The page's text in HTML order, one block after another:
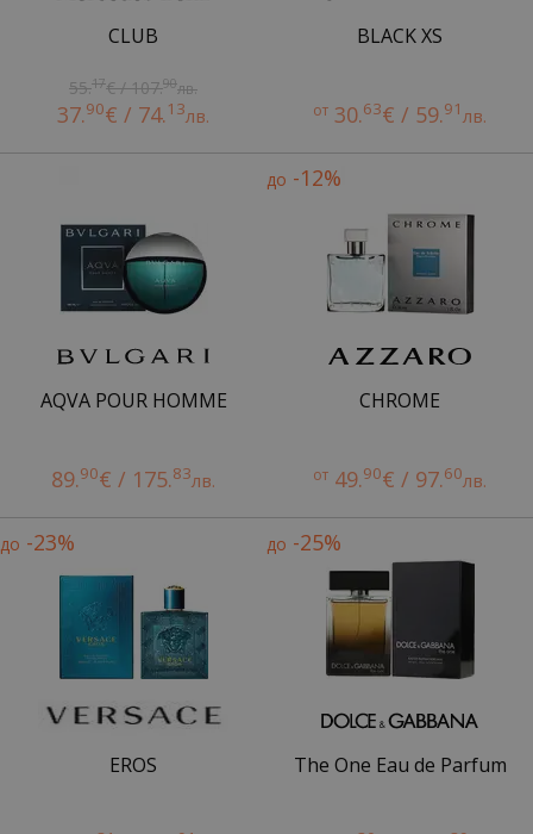
CLUB
55.17€ / 107.90лв.
37.90€ / 74.13лв.
BLACK XS
от 30.63€ / 59.91лв.
AQVA POUR HOMME
89.90€ / 175.83лв.
до -12%
CHROME
от 49.90€ / 97.60лв.
до -23%
EROS
до -25%
The One Eau de Parfum